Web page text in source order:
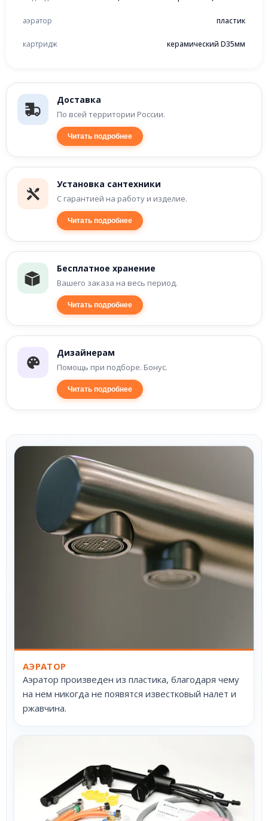
Доставка
По всей территории России.
Читать подробнее
Установка сантехники
С гарантией на работу и изделие.
Читать подробнее
Бесплатное хранение
Вашего заказа на весь период.
Читать подробнее
Дизайнерам
Помощь при подборе. Бонус.
Читать подробнее
аэратор пластик
картридж керамический D35мм
АЭРАТОР
Аэратор произведен из пластика, благодаря чему
на нем никогда не появятся известковый налет и
ржавчина.